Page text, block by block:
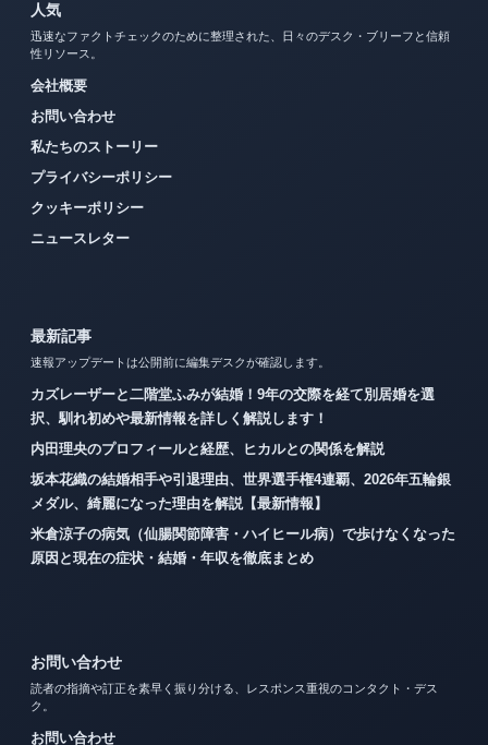
人気
迅速なファクトチェックのために整理された、日々のデスク・ブリーフと信頼
性リソース。
会社概要
お問い合わせ
私たちのストーリー
プライバシーポリシー
クッキーポリシー
ニュースレター
最新記事
速報アップデートは公開前に編集デスクが確認します。
カズレーザーと二階堂ふみが結婚！9年の交際を経て別居婚を選
択、馴れ初めや最新情報を詳しく解説します！
内田理央のプロフィールと経歴、ヒカルとの関係を解説
坂本花織の結婚相手や引退理由、世界選手権4連覇、2026年五輪銀
メダル、綺麗になった理由を解説【最新情報】
米倉涼子の病気（仙腸関節障害・ハイヒール病）で歩けなくなった
原因と現在の症状・結婚・年収を徹底まとめ
お問い合わせ
読者の指摘や訂正を素早く振り分ける、レスポンス重視のコンタクト・デス
ク。
お問い合わせ